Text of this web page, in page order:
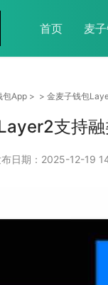
首页 麦
包App > > 金麦子钱包
支持
布日期：2025-12-19